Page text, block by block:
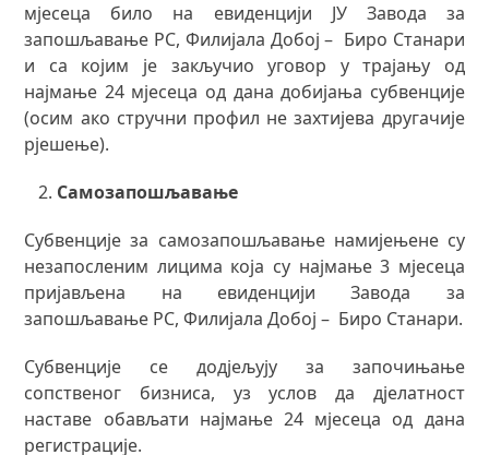
мјесецa било на евиденцији ЈУ Завода за
запошљавање РС, Филијала Добој – Биро Станари
и са којим је закључио уговор у трајању од
најмање 24 мјесеца од дана добијања субвенције
(осим ако стручни профил не захтијева другачије
рјешење).
Самозапошљавање
Субвенције за самозапошљавање намијењене су
незапосленим лицима која су најмање 3 мјесеца
пријављена на евиденцији Завода за
запошљавање РС, Филијала Добој – Биро Станари.
Субвенције се додјељују за започињање
сопственог бизниса, уз услов да дјелатност
наставе обављати најмање 24 мјесеца од дана
регистрације.